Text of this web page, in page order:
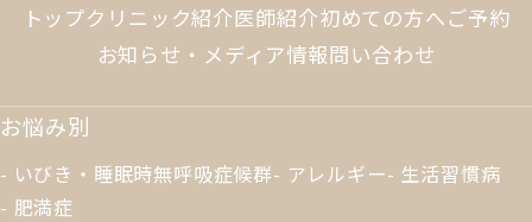
トップクリニック紹介医師紹介初めての方へ ご予約
お知らせ・メディア情報問い合わせ
お悩み別
いびき・睡眠時無呼吸症候群 アレルギー 生活習慣病
肥満症